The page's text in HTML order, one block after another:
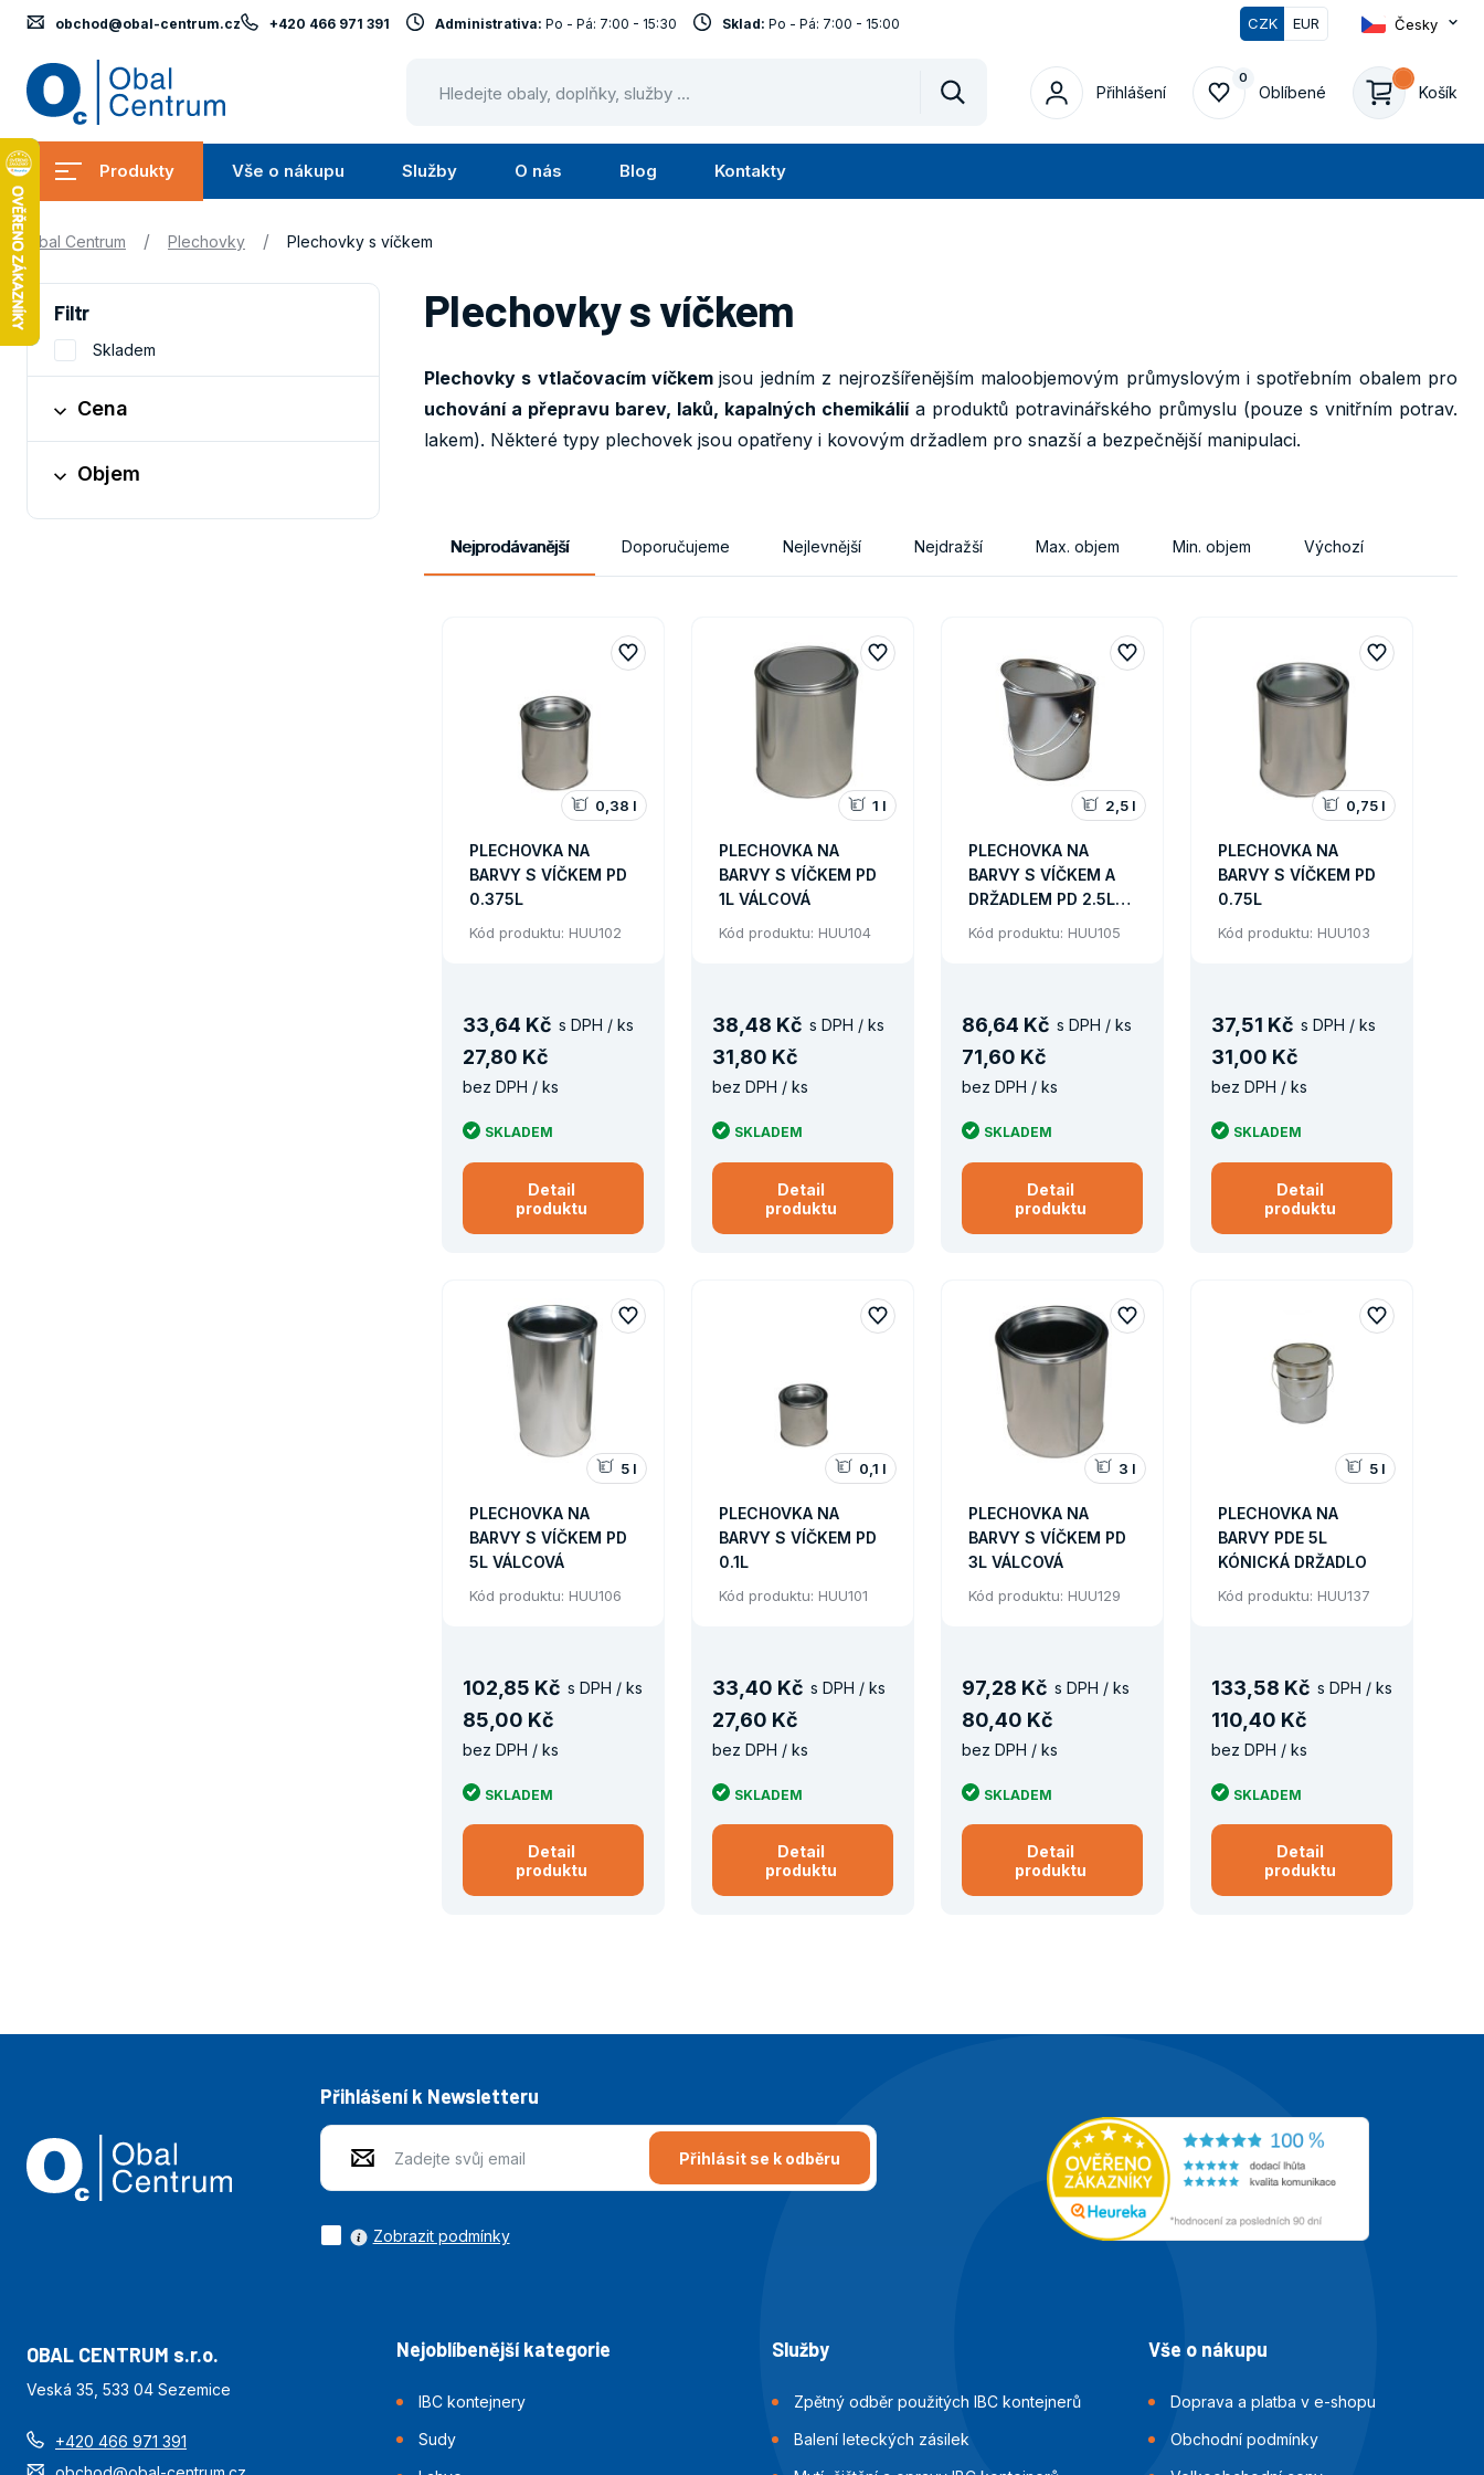
CZK EUR Česky
Vyhledat
Přihlášení Oblíbené
0
Košík
Produkty Vše o nákupu
o
nákupu
Služby O nás Blog Kontakty
obchod@obal-centrum.cz +420 466 971 391 Administrativa: Po - Pá: 7:00 - 15:30 Sklad: Po - Pá: 7:00 - 15:00
Obal Centrum / Plechovky / Plechovky s víčkem
Plechovky s víčkem
Plechovky s vtlačovacím víčkemjsou jedním z nejrozšířenějším maloobjemovým průmyslovým i spotřebním obalem pro
uchování a přepravu barev, laků, kapalných chemikáliía produktů potravinářského průmyslu (pouze s vnitřním potrav.
lakem). Některé typy plechovek jsou opatřeny i kovovým držadlem pro snazší a bezpečnější manipulaci.
Filtr
Skladem
Cena
Objem
Nejprodávanější Doporučujeme Nejlevnější Nejdražší Max. objem Min. objem Výchozí
PLECHOVKA NA
BARVY S VÍČKEM PD
0.375L
Kód produktu: HUU102
0,38 l
33,64 Kč s DPH / ks
27,80 Kč
bez DPH / ks
SKLADEM
Detail
produktu
PLECHOVKA NA
BARVY S VÍČKEM PD
1L VÁLCOVÁ
Kód produktu: HUU104
1 l
38,48 Kč s DPH / ks
31,80 Kč
bez DPH / ks
SKLADEM
Detail
produktu
PLECHOVKA NA
BARVY S VÍČKEM A
DRŽADLEM PD 2.5L
VÁLCOVÁ
Kód produktu: HUU105
2,5 l
86,64 Kč s DPH / ks
71,60 Kč
bez DPH / ks
SKLADEM
Detail
produktu
PLECHOVKA NA
BARVY S VÍČKEM PD
0.75L
Kód produktu: HUU103
0,75 l
37,51 Kč s DPH / ks
31,00 Kč
bez DPH / ks
SKLADEM
Detail
produktu
PLECHOVKA NA
BARVY S VÍČKEM PD
5L VÁLCOVÁ
Kód produktu: HUU106
5 l
102 85 Kč s DPH / ks
85 00 Kč
bez DPH / ks
SKLADEM
Detail
produktu
PLECHOVKA NA
BARVY S VÍČKEM PD
0.1L
Kód produktu: HUU101
0,1 l
33 40 Kč s DPH / ks
27, 60 Kč
bez DPH / ks
SKLADEM
Detail
produktu
PLECHOVKA NA
BARVY S VÍČKEM PD
3L VÁLCOVÁ
Kód produktu: HUU129
3 l
97, 28 Kč s DPH / ks
80 40 Kč
bez DPH / ks
SKLADEM
Detail
produktu
PLECHOVKA NA
BARVY PDE 5L
KÓNICKÁ DRŽADLO
Kód produktu: HUU137
5 l
133 58 Kč s DPH / ks
110 40 Kč
bez DPH / ks
SKLADEM
Detail
produktu
Přihlášení k Newsletteru
Přihlásit se k odběru
Zobrazit podmínky
OBAL CENTRUM s.r.o.
Veská 35, 533 04 Sezemice
+420 466 971 391
Nejoblíbenější kategorie
IBC kontejnery
Sudy
Služby
Zpětný odběr použitých IBC kontejnerů
Balení leteckých zásilek
Vše o nákupu
Doprava a platba v e-shopu
Obchodní podmínky